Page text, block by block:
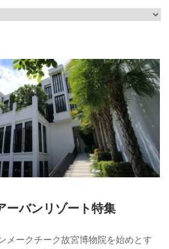
ーバンリゾート特集
メークチーク故宮博物院を始めとす